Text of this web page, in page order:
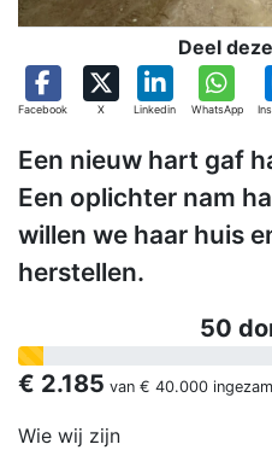
Deel
Facebook X Linkedin WhatsApp
Een nieuw hart gaf
Een oplichter nam
willen we haar huis
herstellen.
50
€ 2.185 van € 40.000
Wie wij zijn